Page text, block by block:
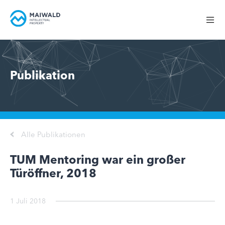
Publikation
Alle Publikationen
TUM Mentoring war ein großer
Türöffner, 2018
1 Juli 2018